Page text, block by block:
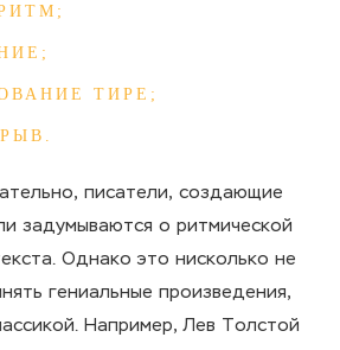
ТИРЕ;
писатели, создающие
задумываются о ритмической
Однако это нисколько не
гениальные произведения,
Например, Лев Толстой